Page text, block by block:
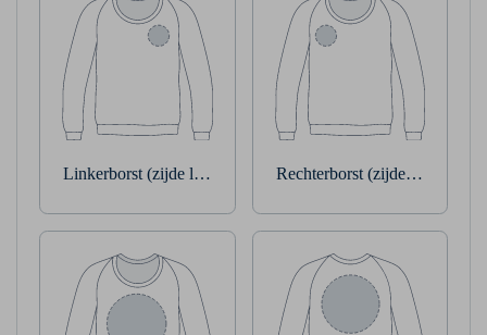
Linkerborst (zijde linkerarm) Rechterborst (zijde